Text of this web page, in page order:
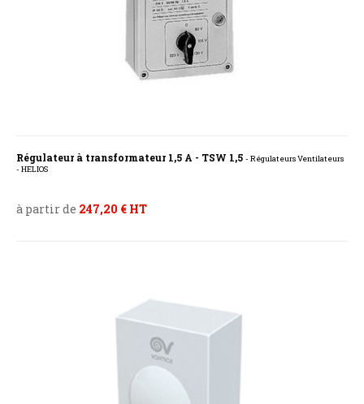
Régulateur à transformateur 1,5 A - TSW 1,5 - Régulateurs Ventilateurs
- HELIOS
à partir de 247,20 € HT